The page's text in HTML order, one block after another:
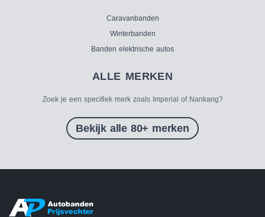
Caravanbanden
Winterbanden
Banden elektrische autos
ALLE MERKEN
Zoek je een specifiek merk zoals Imperial of Nankang?
Bekijk alle 80+ merken